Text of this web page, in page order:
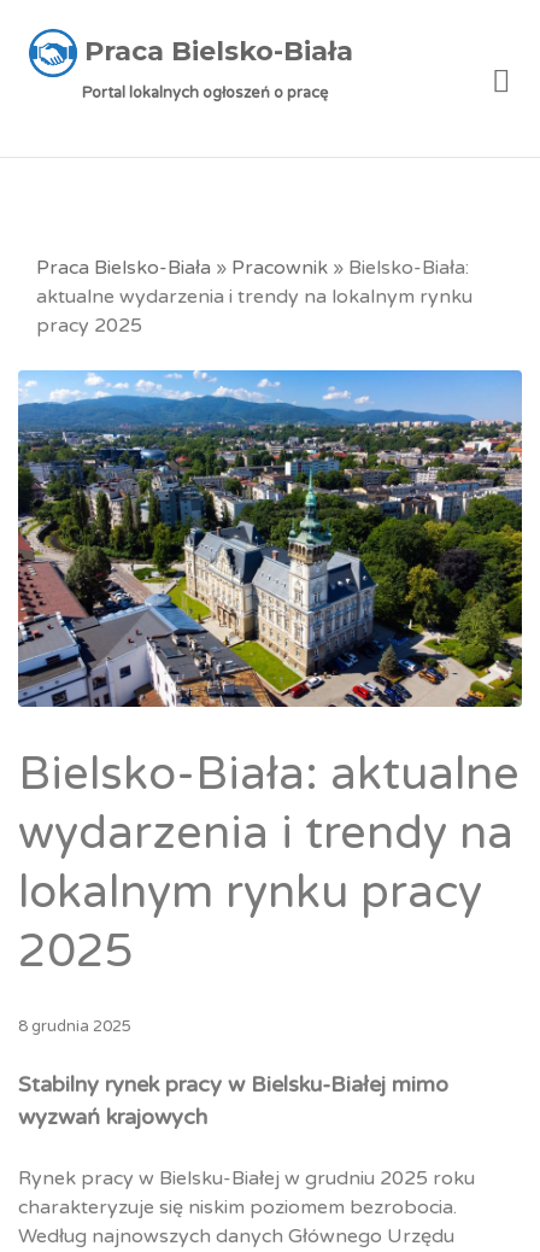
Praca Bielsko-Biała
Portal lokalnych ogłoszeń o pracę
Praca Bielsko-Biała » Pracownik » Bielsko-Biała:
aktualne wydarzenia i trendy na lokalnym rynku
pracy 2025
Bielsko-Biała: aktualne
wydarzenia i trendy na
lokalnym rynku pracy
2025
8 grudnia 2025
Stabilny rynek pracy w Bielsku-Białej mimo
wyzwań krajowych
Rynek pracy w Bielsku-Białej w grudniu 2025 roku
charakteryzuje się niskim poziomem bezrobocia.
Według najnowszych danych Głównego Urzędu